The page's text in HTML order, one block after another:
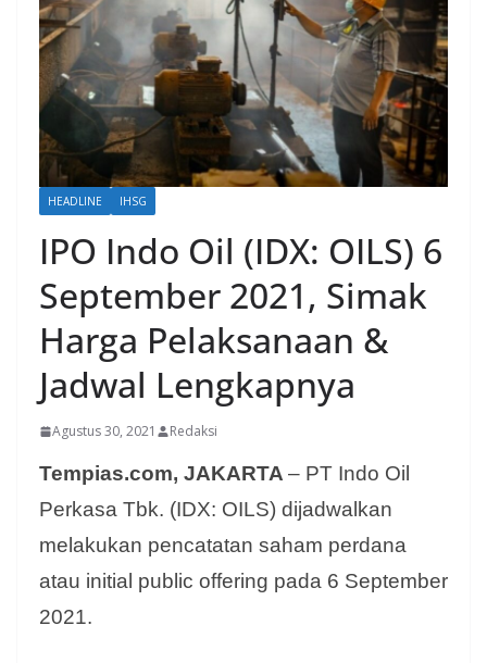
HEADLINE IHSG
IPO Indo Oil (IDX: OILS) 6
September 2021, Simak
Harga Pelaksanaan &
Jadwal Lengkapnya
Agustus 30, 2021 Redaksi
Tempias.com, JAKARTA – PT Indo Oil
Perkasa Tbk. (IDX: OILS) dijadwalkan
melakukan pencatatan saham perdana
atau initial public offering pada 6 September
2021.